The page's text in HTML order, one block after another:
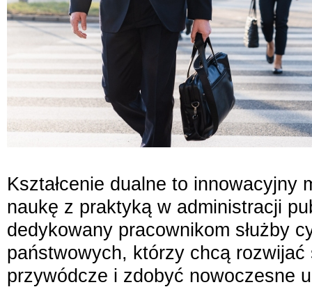
Kształcenie dualne to innowacyjny
naukę z praktyką w administracji
dedykowany pracownikom służby
państwowych, którzy chcą
przywódcze i zdobyć nowoczesne